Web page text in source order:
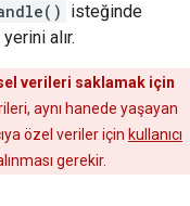
isteğinde
alır.
verileri saklamak için
aynı hanede yaşayan
özel veriler için kullanıcı
gerekir.